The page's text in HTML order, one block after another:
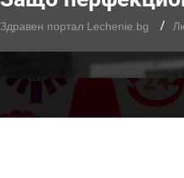
Здравен портал Lechenie.bg